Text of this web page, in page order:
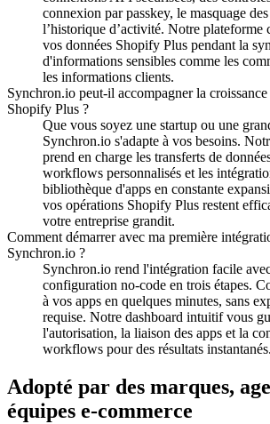
connexion par passkey, le masquage
l’historique d’activité. Notre plateforme
vos données Shopify Plus pendant la
d'informations sensibles comme les
les informations clients.
Synchron.io peut-il accompagner la
Shopify Plus ?
Que vous soyez une startup ou une
Synchron.io s'adapte à vos besoins.
prend en charge les transferts de
workflows personnalisés et les
bibliothèque d'apps en constante
vos opérations Shopify Plus restent
votre entreprise grandit.
Comment démarrer avec ma première
Synchron.io ?
Synchron.io rend l'intégration facile
configuration no-code en trois étapes.
à vos apps en quelques minutes, sans
requise. Notre dashboard intuitif vous
l'autorisation, la liaison des apps et la
workflows pour des résultats instantanés.
Adopté par des marques,
équipes e-commerce